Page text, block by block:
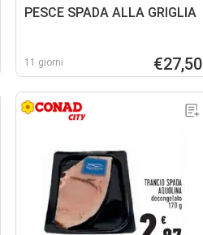
PESCE SPADA ALLA GRIGLIA
11 giorni €27,50